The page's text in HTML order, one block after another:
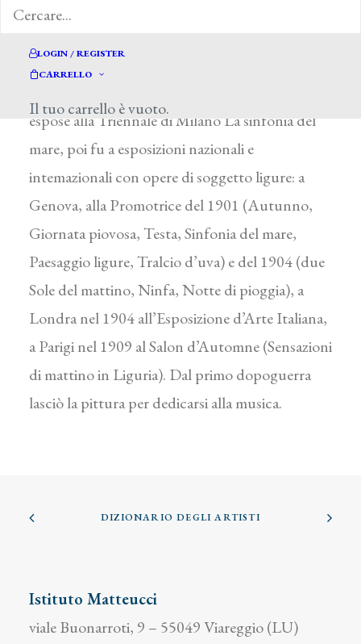
LOGIN / REGISTER
CARRELLO
Il tuo carrello è vuoto.
di A. Renoir e, soprattutto, di A. Sisley, si
espose alla Triennale di Milano La sinfonia del
mare, poi fu a esposizioni nazionali e
intemazionali con opere di soggetto ligure: a
Genova, alla Promotrice del 1901 (Autunno,
Giornata piovosa, Testa, Sinfonia del mare,
Paesaggio ligure, Tralcio d’uva) e del 1904 (due
Sole del mattino, Ninfa, Notte di pioggia), a
Londra nel 1904 all’Esposizione d’Arte Italiana,
a Parigi nel 1909 al Salon d’Automne (Sensazioni
di mattino in Liguria). Dal primo dopoguerra
lasciò la pittura per dedicarsi alla musica.
DIZIONARIO DEGLI ARTISTI
Istituto Matteucci
viale Buonarroti, 9 – 55049 Viareggio (LU)